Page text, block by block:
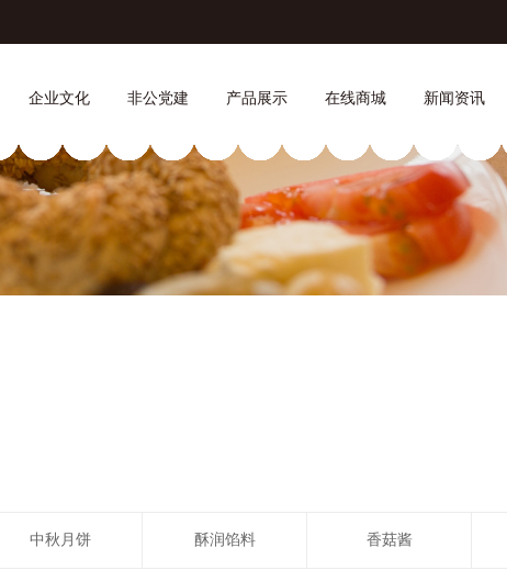
企业文化 非公党建 产品展示 在线商城 新闻资讯
中秋月饼 酥润馅料 香菇酱